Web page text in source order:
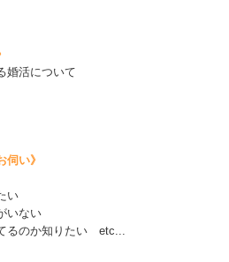
婚活について
伺い》
い
いない
るのか知りたい etc...